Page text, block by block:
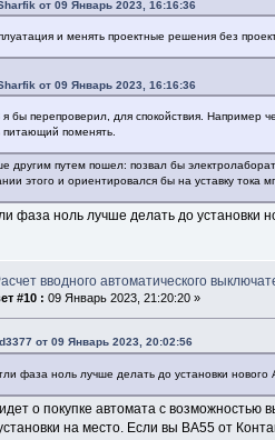
от 09 Январь 2023, 16:16:36
и менять проектные решения без
от 09 Январь 2023, 16:16:36
бы перепроверил, для спокойствия. Например
питающий поменять.
другим путем пошел: позвал бы
этого и ориентировался бы на уставку тока
фаза ноль лучше делать до установки
вводного автоматического
#10 : 09 Январь 2023, 21:20:20 »
от 09 Январь 2023, 20:02:56
фаза ноль лучше делать до установки
о покупке автомата с
на место. Если вы ВА55 от